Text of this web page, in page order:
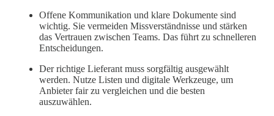
Offene Kommunikation und klare Dokumente sind
wichtig. Sie vermeiden Missverständnisse und stärken
das Vertrauen zwischen Teams. Das führt zu schnelleren
Entscheidungen.
Der richtige Lieferant muss sorgfältig ausgewählt
werden. Nutze Listen und digitale Werkzeuge, um
Anbieter fair zu vergleichen und die besten
auszuwählen.